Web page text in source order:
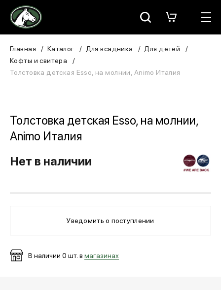
Москва
Для всадника
В конюшню
ЗООТОВАРЫ
Для собаки
МЕДИА
Главная Каталог Для всадника
Для детей
Кофты и свитера
Толстовка детская Esso, на молнии, Animo Италия
Толстовка детская Esso, на молнии,
Animo Италия
Нет в наличии
Уведомить о поступлении
В наличии 0 шт. в магазинах